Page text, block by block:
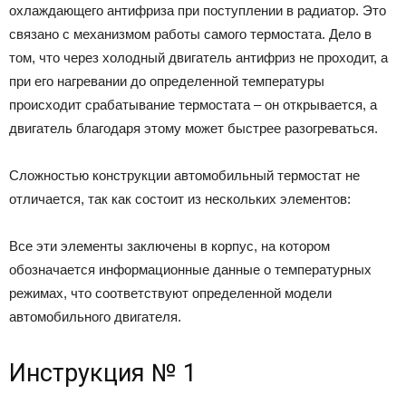
охлаждающего антифриза при поступлении в радиатор. Это
связано с механизмом работы самого термостата. Дело в
том, что через холодный двигатель антифриз не проходит, а
при его нагревании до определенной температуры
происходит срабатывание термостата – он открывается, а
двигатель благодаря этому может быстрее разогреваться.
Сложностью конструкции автомобильный термостат не
отличается, так как состоит из нескольких элементов:
Все эти элементы заключены в корпус, на котором
обозначается информационные данные о температурных
режимах, что соответствуют определенной модели
автомобильного двигателя.
Инструкция № 1